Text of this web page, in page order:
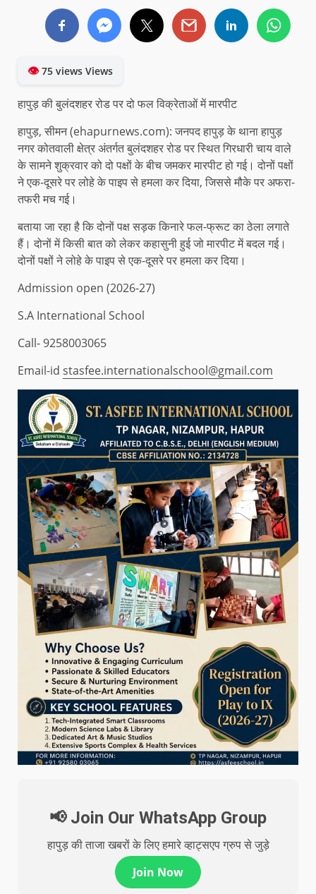
👁75 views Views
हापुड़ की बुलंदशहर रोड पर दो फल विक्रेताओं में मारपीट
हापुड़, सीमन (ehapurnews.com): जनपद हापुड़ के थाना हापुड़
नगर कोतवाली क्षेत्र अंतर्गत बुलंदशहर रोड पर स्थित गिरधारी चाय वाले
के सामने शुक्रवार को दो पक्षों के बीच जमकर मारपीट हो गई। दोनों पक्षों
ने एक-दूसरे पर लोहे के पाइप से हमला कर दिया, जिससे मौके पर अफरा-
तफरी मच गई।
बताया जा रहा है कि दोनों पक्ष सड़क किनारे फल-फ्रूट का ठेला लगाते
हैं। दोनों में किसी बात को लेकर कहासुनी हुई जो मारपीट में बदल गई।
दोनों पक्षों ने लोहे के पाइप से एक-दूसरे पर हमला कर दिया।
Admission open (2026-27)
S.A International School
Call- 9258003065
Email-id stasfee.internationalschool@gmail.com
📢 Join Our WhatsApp Group
हापुड़ की ताजा खबरों के लिए हमारे व्हाट्सएप ग्रुप से जुड़े
Join Now